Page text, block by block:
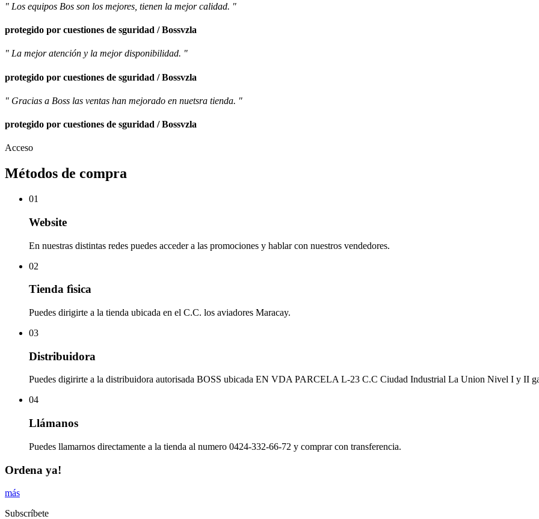
" Los equipos Bos son los mejores, tienen la mejor calidad. "
protegido por cuestiones de sguridad / Bossvzla
" La mejor atención y la mejor disponibilidad. "
protegido por cuestiones de sguridad / Bossvzla
" Gracias a Boss las ventas han mejorado en nuetsra tienda. "
protegido por cuestiones de sguridad / Bossvzla
Acceso
Métodos de compra
01
Website
En nuestras distintas redes puedes acceder a las promociones y hablar con nuestros vendedores.
02
Tienda fìsica
Puedes dirigirte a la tienda ubicada en el C.C. los aviadores Maracay.
03
Distribuidora
Puedes digirirte a la distribuidora autorisada BOSS ubicada EN VDA PARCELA L-23 C.C Ciudad Industrial La Union Nivel I y II
04
Llámanos
Puedes llamarnos directamente a la tienda al numero 0424-332-66-72 y comprar con transferencia.
Ordena ya!
más
Subscríbete